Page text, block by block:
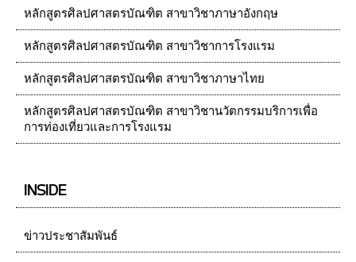
หลักสูตรศิลปศาสตรบัณฑิต สาขาวิชาภาษาอังกฤษ
หลักสูตรศิลปศาสตรบัณฑิต สาขาวิชาการโรงแรม
หลักสูตรศิลปศาสตรบัณฑิต สาขาวิชาภาษาไทย
หลักสูตรศิลปศาสตรบัณฑิต สาขาวิชานวัตกรรมบริการเพื่อ
การท่องเที่ยวและการโรงแรม
INSIDE
ข่าวประชาสัมพันธ์